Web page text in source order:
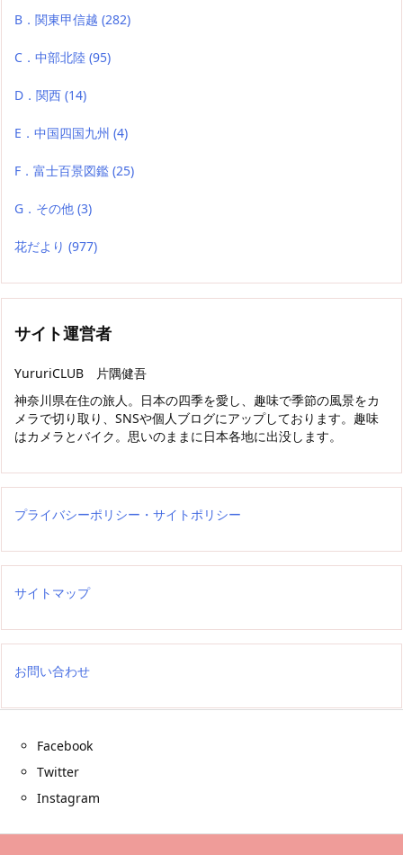
B．関東甲信越 (282)
C．中部北陸 (95)
D．関西 (14)
E．中国四国九州 (4)
F．富士百景図鑑 (25)
G．その他 (3)
花だより (977)
サイト運営者
YururiCLUB 片隅健吾
神奈川県在住の旅人。日本の四季を愛し、趣味で季節の風景をカ
メラで切り取り、SNSや個人ブログにアップしております。趣味
はカメラとバイク。思いのままに日本各地に出没します。
プライバシーポリシー・サイトポリシー
サイトマップ
お問い合わせ
Facebook
Twitter
Instagram